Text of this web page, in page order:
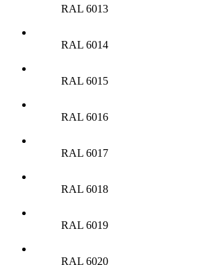
RAL 6013
RAL 6014
RAL 6015
RAL 6016
RAL 6017
RAL 6018
RAL 6019
RAL 6020